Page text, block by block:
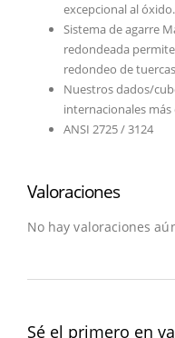
excepcional al óxido.
Sistema de agarre
redondeada
redondeo de
Nuestros dados/
internacionales más
ANSI 2725 / 3124
Valoraciones
No hay valoraciones
Sé el primero en